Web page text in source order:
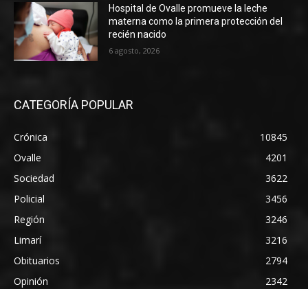
Hospital de Ovalle promueve la leche
materna como la primera protección del
recién nacido
6 agosto, 2026
CATEGORÍA POPULAR
Crónica
10845
Ovalle
4201
Sociedad
3622
Policial
3456
Región
3246
Limarí
3216
Obituarios
2794
Opinión
2342